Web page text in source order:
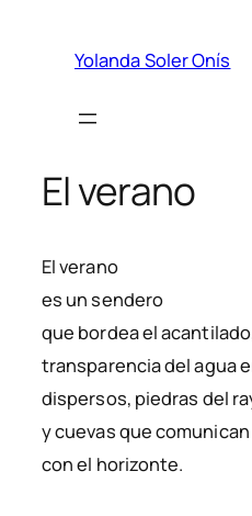
contenido
Yolanda Soler Onís
El verano
El verano
es un sendero
que bordea el
transparencia del agua
dispersos, piedras del
y cuevas que comunican
con el horizonte.